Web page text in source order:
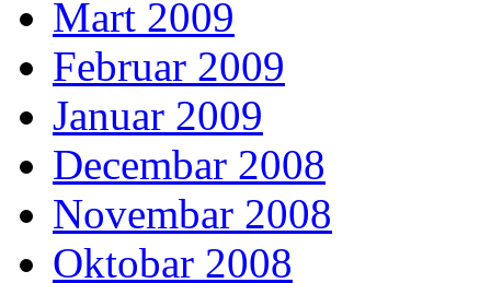
Mart 2009
Februar 2009
Januar 2009
Decembar 2008
Novembar 2008
Oktobar 2008